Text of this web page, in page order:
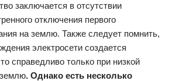
заключается в отсутствии
отключения первого
на землю. Также следует помнить,
электросети создается
справедливо только при низкой
. Однако есть несколько